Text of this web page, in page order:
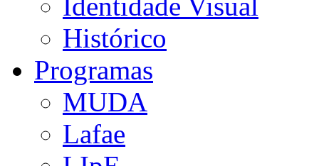
Histórico
Programas
MUDA
Lafae